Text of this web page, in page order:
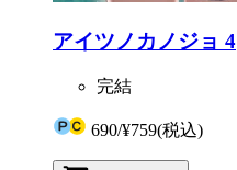
アイツノカノジョ 4
完結
690/¥759(税込)